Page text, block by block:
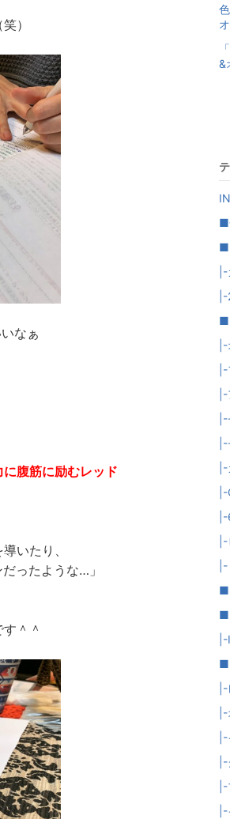
）
なぁ
腹筋に励むレッド
いたり、
ったような…」
＾＾
&
■
■
■
■
■
■